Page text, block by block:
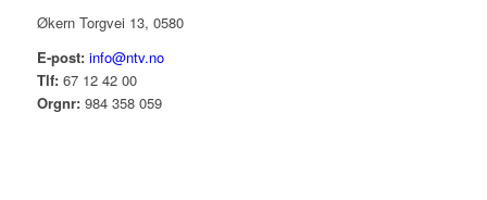
Økern Torgvei 13, 0580
E-post: info@ntv.no
Tlf:67 12 42 00
Orgnr:984 358 059